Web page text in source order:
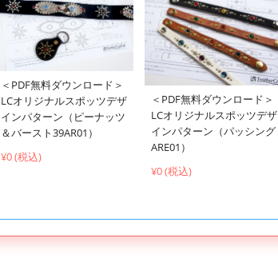
＜PDF無料ダウンロード＞
LCオリジナルスポッツデザ
インパターン（ピーナッツ
＆バースト39AR01）
¥0 (税込)
＜PDF無料ダウンロード＞
LCオリジナルスポッツデザ
インパターン（パッシング
ARE01）
¥0 (税込)